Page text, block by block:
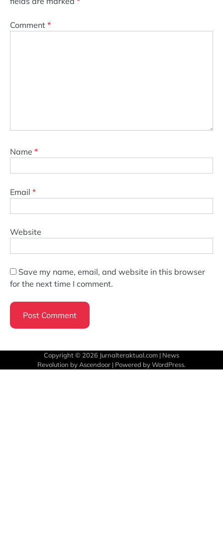
Comment *
Name *
Email *
Website
Save my name, email, and website in this browser
for the next time I comment.
Copyright © 2026 Jurnalteraktual.com | News
Revolution by Ascendoor | Powered byWordPress.